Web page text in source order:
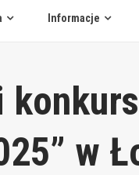
Informacje
w